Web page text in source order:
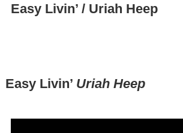
Easy Livin’ / Uriah Heep
Easy Livin’ Uriah Heep